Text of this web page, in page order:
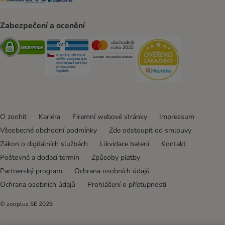
Zabezpečení a ocenění
Security Security Security
O zoohit Kariéra Firemní webové stránky
Impressum
Všeobecné obchodní podmínky
Zde odstoupit od smlouvy
Zákon o digitálních službách
Likvidace baterií
Kontakt
Poštovné a dodací termín
Způsoby platby
Partnerský program
Ochrana osobních údajů
Ochrana osobních údajů
Prohlášení o přístupnosti
© zooplus SE 2026